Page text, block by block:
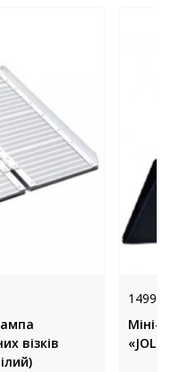
візків
14999
Міні-